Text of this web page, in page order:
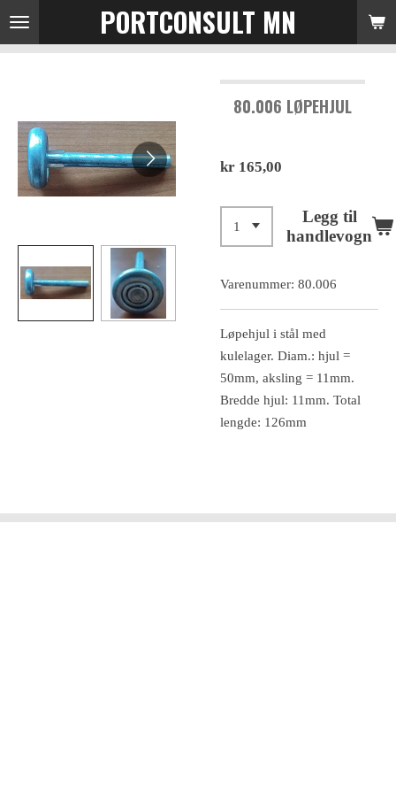
Gå
til
PORTCONSULT MN
80.006 LØPEHJUL
kr 165,00
Legg til
handlevogn
Varenummer: 80.006
Løpehjul i stål med
kulelager. Diam.: hjul =
50mm, aksling = 11mm.
Bredde hjul: 11mm. Total
lengde: 126mm